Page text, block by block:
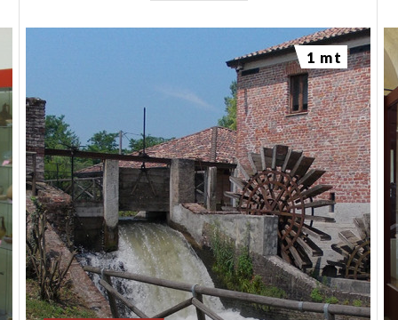
1 mt